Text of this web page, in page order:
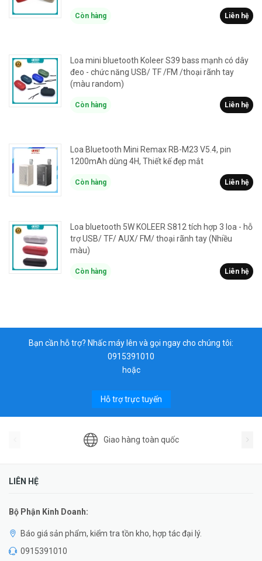
Còn hàng Liên hệ
Loa mini bluetooth Koleer S39 bass mạnh có dây
đeo - chức năng USB/ TF /FM /thoại rãnh tay
(màu random)
Còn hàng Liên hệ
Loa Bluetooth Mini Remax RB-M23 V5.4, pin
1200mAh dùng 4H, Thiết kế đẹp mắt
Còn hàng Liên hệ
Loa bluetooth 5W KOLEER S812 tích hợp 3 loa - hỗ
trợ USB/ TF/ AUX/ FM/ thoại rãnh tay (Nhiều
màu)
Còn hàng Liên hệ
Bạn cần hỗ trợ? Nhấc máy lên và gọi ngay cho chúng tôi:
0915391010
hoặc
Hỗ trợ trực tuyến
Giao hàng toàn quốc
LIÊN HỆ
Bộ Phận Kinh Doanh:
Báo giá sản phẩm, kiểm tra tồn kho, hợp tác đại lý.
0915391010